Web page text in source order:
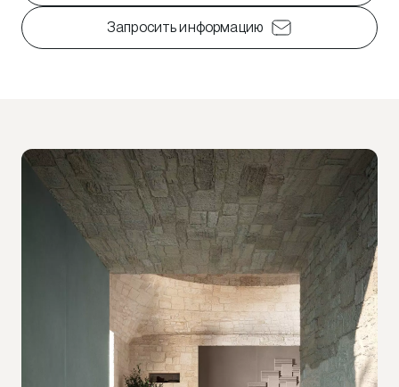
Запросить информацию